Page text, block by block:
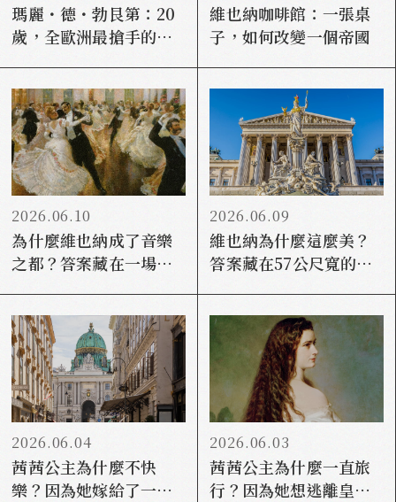
瑪麗・德・勃艮第：20
歲，全歐洲最搶手的新
維也納咖啡館：一張桌
子，如何改變一個帝國
2026.06.10
為什麼維也納成了音樂
之都？答案藏在一場輸
2026.06.09
維也納為什麼這麼美？
答案藏在57公尺寬的環
2026.06.04
茜茜公主為什麼不快
樂？因為她嫁給了一個
2026.06.03
茜茜公主為什麼一直旅
行？因為她想逃離皇后